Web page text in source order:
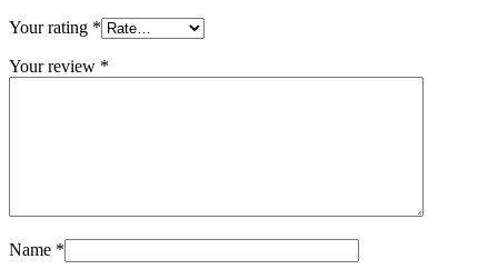
Your rating *
Your review *
Name *